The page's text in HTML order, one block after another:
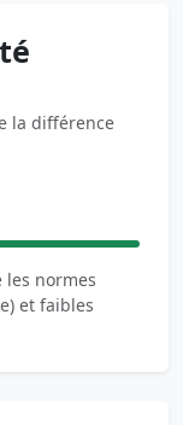
la différence
les normes
et faibles